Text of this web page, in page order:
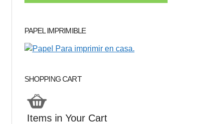
PAPEL IMPRIMIBLE
SHOPPING CART
Items in Your Cart